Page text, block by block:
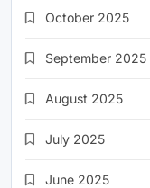
October 2025
September 2025
August 2025
July 2025
June 2025